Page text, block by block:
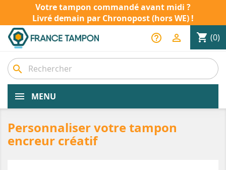
Votre tampon commandé avant midi ?
Livré demain par Chronopost (hors WE) !
shopping_cart (0)

help_outline
search
MENU
Personnaliser votre tampon
encreur créatif